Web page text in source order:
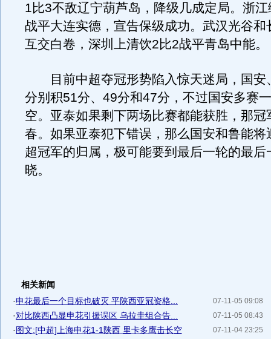
1比3不敌辽宁葫芦岛，降级几成定局。浙
战平大连实德，宣告保级成功。武汉光谷和
互交白卷，深圳上清饮2比2战平青岛中能。
目前中超夺冠形势陷入惊天迷局，国安
分别积51分、49分和47分，不过国安多赛
空。亚泰如果剩下两场比赛都能获胜，那冠
春。如果亚泰犯下错误，那么国安和鲁能将
超冠军的归属，极可能要到最后一轮的最后
晓。
相关新闻
07-11-05 09:08
·申花最后一个目标也破灭 平陕西亚冠资格...
07-11-05 08:43
·对比陕西凸显申花引援误区 乌拉圭组合告...
07-11-04 23:25
·图文:[中超]上海申花1-1陕西 里卡多鹰击长空